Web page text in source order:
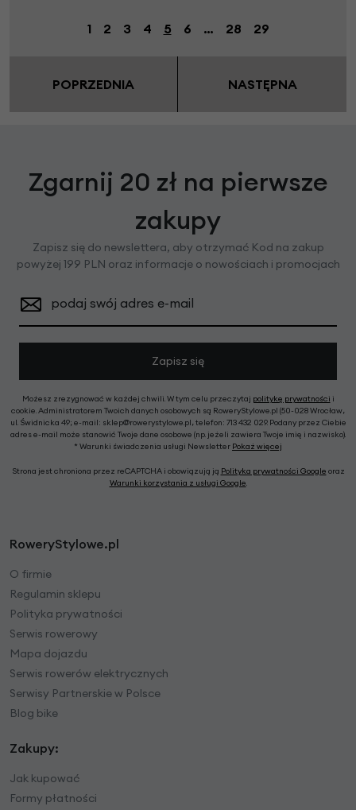
POPRZEDNIA
1 2 3 4 5 6 … 28 29
NASTĘPNA
Zgarnij 20 zł na pierwsze
zakupy
Zapisz się do newslettera, aby otrzymać Kod na zakup
powyżej 199 PLN oraz informacje o nowościach i promocjach
podaj swój adres e-mail
Zapisz się
Możesz zrezygnować w każdej chwili. W tym celu przeczytaj politykę prywatności i
cookie. Administratorem Twoich danych osobowych są RoweryStylowe.pl (50-028 Wrocław,
ul. Świdnicka 49; e-mail: sklep@rowerystylowe.pl, telefon: 713 432 029. Podany przez Ciebie
adres e-mail może stanowić Twoje dane osobowe (np. jeżeli zawiera Twoje imię i nazwisko).
* Warunki świadczenia usługi Newsletter Pokaż więcej
Strona jest chroniona przez reCAPTCHA i obowiązują ją Polityka prywatności Google oraz
Warunki korzystania z usługi Google.
RoweryStylowe.pl
O firmie
Regulamin sklepu
Polityka prywatności
Serwis rowerowy
Mapa dojazdu
Serwis rowerów elektrycznych
Serwisy Partnerskie w Polsce
Blog bike
Zakupy:
Jak kupować
Formy płatności